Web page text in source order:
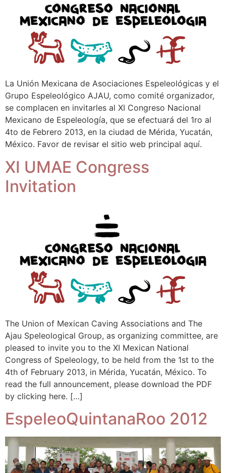
La Unión Mexicana de Asociaciones Espeleológicas y el
Grupo Espeleológico AJAU, como comité organizador,
se complacen en invitarles al XI Congreso Nacional
Mexicano de Espeleología, que se efectuará del 1ro al
4to de Febrero 2013, en la ciudad de Mérida, Yucatán,
México. Favor de revisar el sitio web principal aquí.
XI UMAE Congress
Invitation
The Union of Mexican Caving Associations and The
Ajau Speleological Group, as organizing committee, are
pleased to invite you to the XI Mexican National
Congress of Speleology, to be held from the 1st to the
4th of February 2013, in Mérida, Yucatán, México. To
read the full announcement, please download the PDF
by clicking here. […]
EspeleoQuintanaRoo 2012